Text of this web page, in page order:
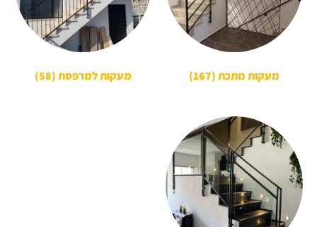
מעקות מתכת(167) מעקות למרפסת(58)